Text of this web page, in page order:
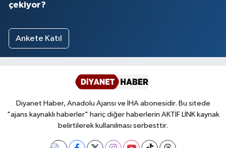
çekiyor?
Ankete Katıl
Diyanet Haber, Anadolu Ajansı ve İHA abonesidir. Bu sitede
"ajans kaynaklı haberler" hariç diğer haberlerin AKTİF LİNK kaynak
belirtilerek kullanılması serbesttir.